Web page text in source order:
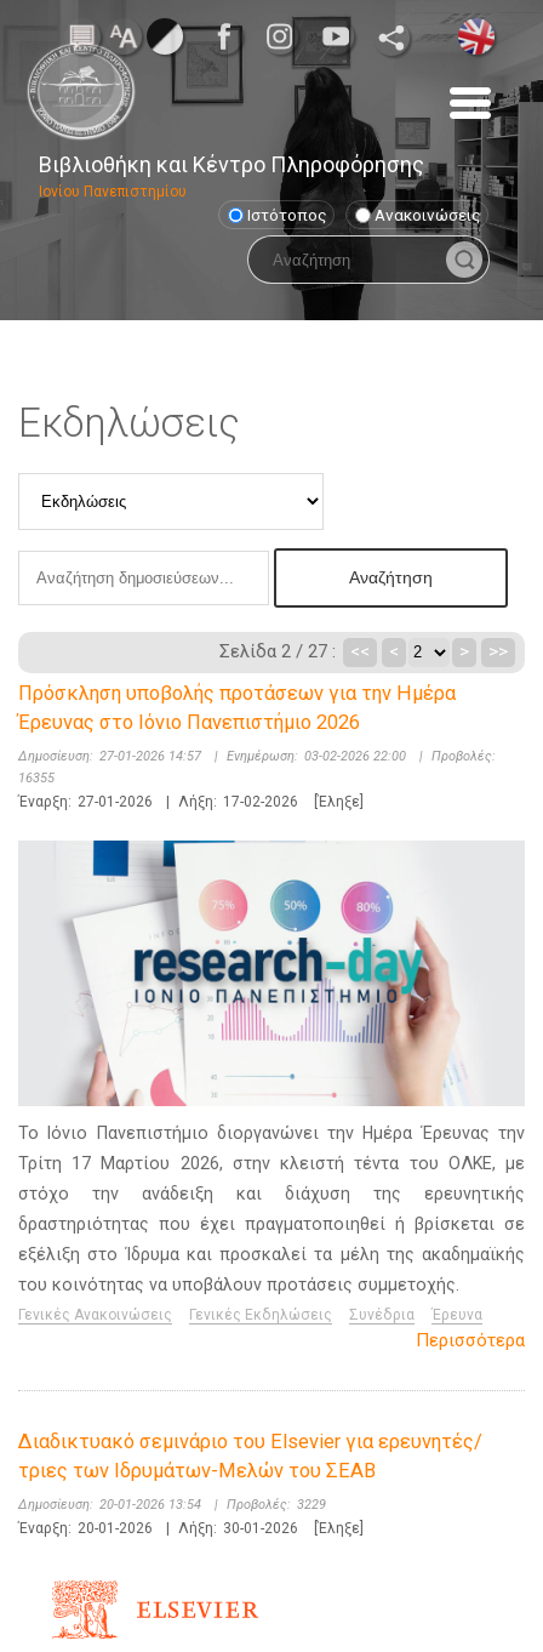
Βιβλιοθήκη και Κέντρο Πληροφόρησης
Ιονίου Πανεπιστημίου
Ιστότοπος Ανακοινώσεις
Εκδηλώσεις
Σελίδα 2 / 27 : << < > >>
Πρόσκληση υποβολής προτάσεων για την Ημέρα
Έρευνας στο Ιόνιο Πανεπιστήμιο 2026
Δημοσίευση: 27-01-2026 14:57 | Ενημέρωση: 03-02-2026 22:00 | Προβολές:
16355
Έναρξη: 27-01-2026 | Λήξη: 17-02-2026 [Έληξε]
Το Ιόνιο Πανεπιστήμιο διοργανώνει την Ημέρα Έρευνας την
Τρίτη 17 Μαρτίου 2026, στην κλειστή τέντα του ΟΛΚΕ, με
στόχο την ανάδειξη και διάχυση της ερευνητικής
δραστηριότητας που έχει πραγματοποιηθεί ή βρίσκεται σε
εξέλιξη στο Ίδρυμα και προσκαλεί τα μέλη της ακαδημαϊκής
του κοινότητας να υποβάλουν προτάσεις συμμετοχής.
Γενικές Ανακοινώσεις Γενικές Εκδηλώσεις Συνέδρια Έρευνα
Περισσότερα
Διαδικτυακό σεμινάριο του Elsevier για ερευνητές/
τριες των Ιδρυμάτων-Μελών του ΣΕΑΒ
Δημοσίευση: 20-01-2026 13:54 | Προβολές: 3229
Έναρξη: 20-01-2026 Λήξη: 30-01-2026 [Έληξε]